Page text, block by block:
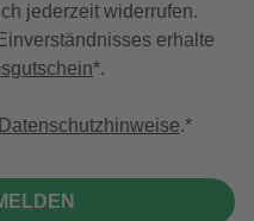
jederzeit widerrufen.
erhalte
*.
Datenschutzhinweise.